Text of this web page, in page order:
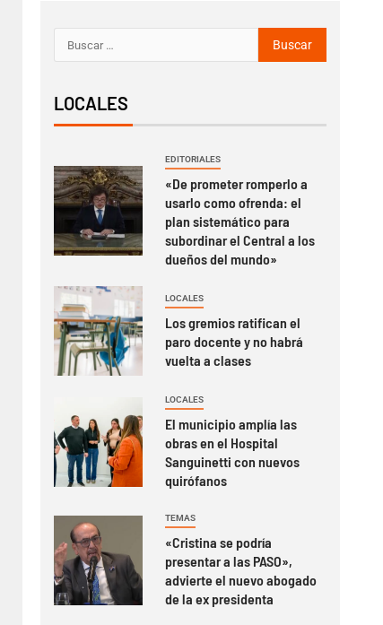
LOCALES
EDITORIALES
«De prometer romperlo a
usarlo como ofrenda: el
plan sistemático para
subordinar el Central a los
dueños del mundo»
LOCALES
Los gremios ratifican el
paro docente y no habrá
vuelta a clases
LOCALES
El municipio amplía las
obras en el Hospital
Sanguinetti con nuevos
quirófanos
TEMAS
«Cristina se podría
presentar a las PASO»,
advierte el nuevo abogado
de la ex presidenta